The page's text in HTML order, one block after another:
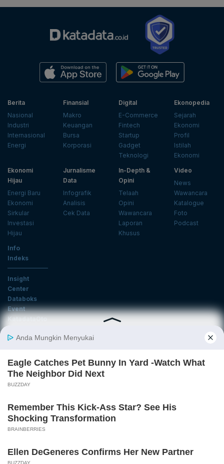
Berita
Nasional
Industri
Internasional
Energi
Finansial
Makro
Keuangan
Bursa
Korporasi
Digital
E-Commerce
Fintech
Startup
Gadget
Teknologi
Ekonopedia
Sejarah
Ekonomi
Profil
Istilah
Ekonomi
Ekonomi
Hijau
Energi Baru
Ekonomi
Sirkular
Investasi
Hijau
Jurnalisme
Data
Infografik
Analisis
Cek Data
In-Depth &
Opini
Telaah
Opini
Wawancara
Laporan
Khusus
Video
News
Wawancara
Katalogue
Foto
Podcast
Info
Indeks
Insight
Center
Databoks
Event
KatadataOto
Email
Daftar
Tentang Katadata
©2026 Katadata. Hak cipta dilindungi Undang-undang.